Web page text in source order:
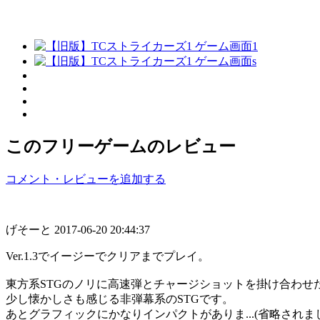
このフリーゲームのレビュー
コメント・レビューを追加する
げそーと 2017-06-20 20:44:37
Ver.1.3でイージーでクリアまでプレイ。
東方系STGのノリに高速弾とチャージショットを掛け合わせ
少し懐かしさも感じる非弾幕系のSTGです。
あとグラフィックにかなりインパクトがありま...(省略されま